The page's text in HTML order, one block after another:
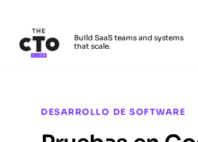
Build SaaS teams and systems
that scale.
DESARROLLO DE SOFTWARE